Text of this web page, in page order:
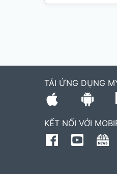
TẢI ỨNG DỤNG
KẾT NỐI VỚI